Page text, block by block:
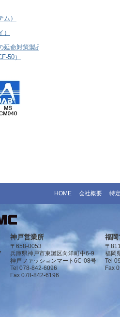
ム）
延命対策製品
50）
HOME 会社概要 特
神戸営業所
〒658-0053
兵庫県神戸市東灘区向洋町中6-9
神戸ファッションマート6C-08号
Tel 078-842-6096
Fax 078-842-6196
福岡
〒
福岡
Tel
Fax